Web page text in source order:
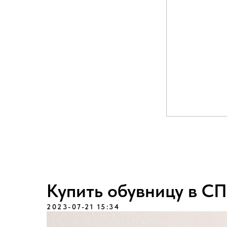
Купить обувницу в
2023-07-21 15:34